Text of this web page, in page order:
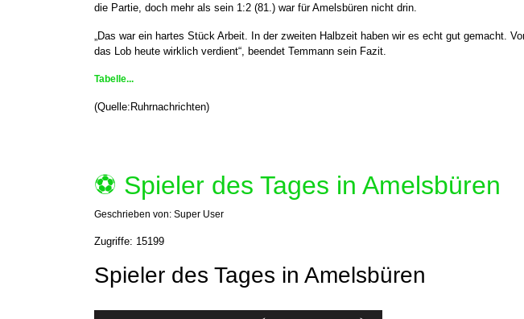
die Partie, doch mehr als sein 1:2 (81.) war für Amelsbüren nicht drin.
„Das war ein hartes Stück Arbeit. In der zweiten Halbzeit haben wir es echt gut gemacht.
das Lob heute wirklich verdient“, beendet Temmann sein Fazit.
Tabelle...
(Quelle:Ruhrnachrichten)
⚽️ Spieler des Tages in Amelsbüren
Geschrieben von: Super User
Zugriffe: 15199
Spieler des Tages in Amelsbüren